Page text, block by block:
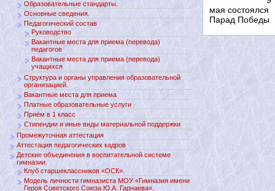
мая состоялся
Парад Победы
Образовательные стандарты.
Основные сведения.
Педагогический состав
Руководство
Вакантные места для приема (перевода)
педагогов
Вакантные места для приема (перевода)
учащихся
Структура и органы управления образовательной
организацией.
Вакантные места для приема
Платные образовательные услуги
Приём в 1 класс
Стипендии и иные виды материальной поддержки
Промежуточная аттестация
Аттестация педагогических кадров
Детские объединения в воспитательной системе
гимназии.
Клуб старшеклассников «ОСК».
Модель личности гимназиста МОУ «Гимназия имени
Героя Советского Союза Ю.А. Гарнаева».